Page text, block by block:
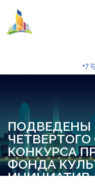
+7
ПОДВЕДЕНЫ
КОНКУРСА
ФОНДА
ИНИЦИАТИВ